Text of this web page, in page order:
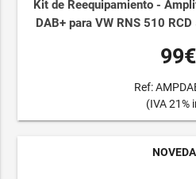
Kit de Reequipamiento -
DAB+ para VW RNS 510
99€
Ref:
(IVA 21%